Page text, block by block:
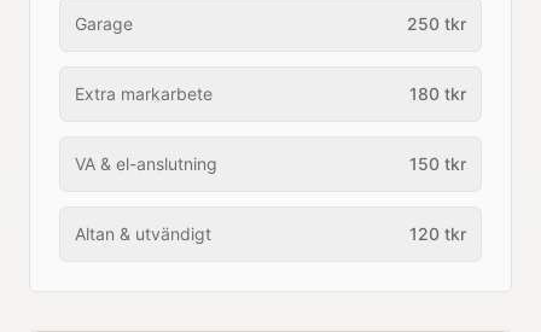
Garage 250 tkr
Extra markarbete 180 tkr
VA & el-anslutning 150 tkr
Altan & utvändigt 120 tkr